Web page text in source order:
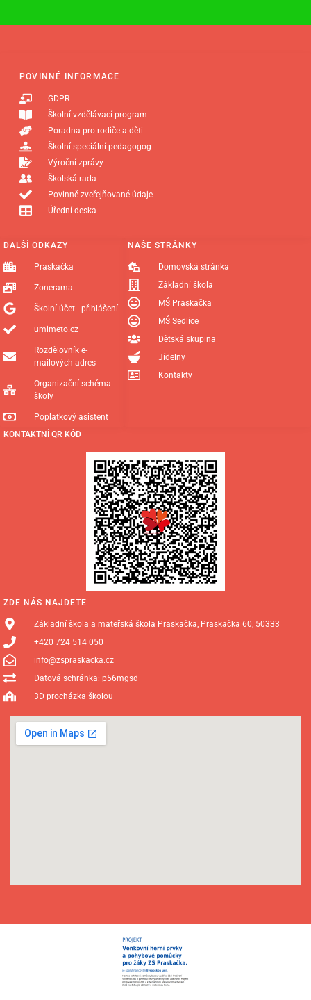
ZDE NÁS NAJDETE
Základní škola a mateřská škola Praskačka, Praskačka 60, 50333
+420 724 514 050
info@zspraskacka.cz
Datová schránka: p56mgsd
3D procházka školou
KONTAKTNÍ QR KÓD
NAŠE STRÁNKY
Domovská stránka
Základní škola
MŠ Praskačka
MŠ Sedlice
Dětská skupina
Jídelny
Kontakty
DALŠÍ ODKAZY
Praskačka
Zonerama
Školní účet - přihlášení
umimeto.cz
Rozdělovník e-
mailových adres
Organizační schéma
školy
Poplatkový asistent
POVINNÉ INFORMACE
GDPR
Školní vzdělávací program
Poradna pro rodiče a děti
Školní speciální pedagogog
Výroční zprávy
Školská rada
Povinně zveřejňované údaje
Úřední deska